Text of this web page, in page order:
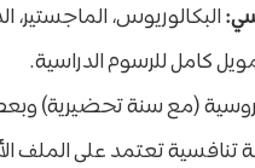
البكالوريوس، الماجستير،
كامل للرسوم الدراسية.
(مع سنة تحضيرية) وبعض
تنافسية تعتمد على الملف